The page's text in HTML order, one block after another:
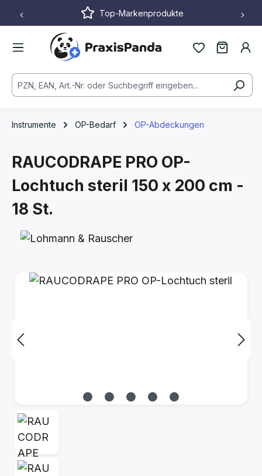
Zum Hauptinhalt springenTop-Markenprodukte
Instrumente OP-Bedarf OP-Abdeckungen
RAUCODRAPE PRO OP-
Lochtuch steril 150 x 200 cm -
18 St.
Bildergalerie überspringen